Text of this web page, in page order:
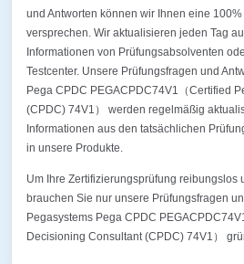
und Antworten können wir Ihnen eine
versprechen. Wir aktualisieren jeden Tag
Informationen von Prüfungsabsolventen
Testcenter. Unsere Prüfungsfragen und
Pega CPDC PEGACPDC74V1（Certified
(CPDC) 74V1） werden regelmäßig
Informationen aus den tatsächlichen
in unsere Produkte.
Um Ihre Zertifizierungsprüfung reibungslos
brauchen Sie nur unsere Prüfungsfragen
Pegasystems Pega CPDC
Decisioning Consultant (CPDC) 74V1）